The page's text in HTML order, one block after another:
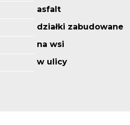
asfalt
działki zabudowane
na wsi
w ulicy